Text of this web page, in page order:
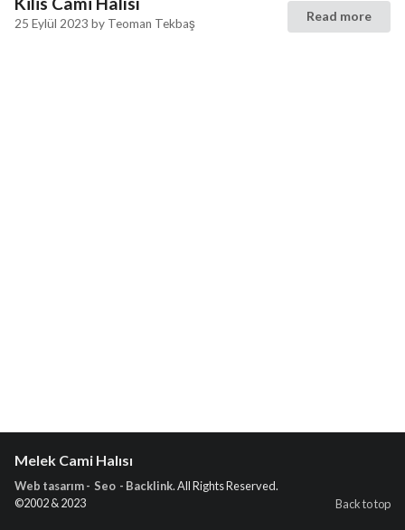
25 Eylül 2023 by Teoman Tekbaş Read more
Melek Cami Halısı
Web tasarım - Seo - Backlink. All Rights Reserved.
©2002 & 2023
Back to top